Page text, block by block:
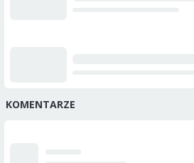
KOMENTARZE